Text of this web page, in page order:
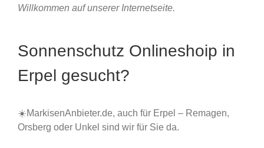
Willkommen auf unserer Internetseite.
Sonnenschutz Onlineshoip in
Erpel gesucht?
☀️MarkisenAnbieter.de, auch für Erpel – Remagen,
Orsberg oder Unkel sind wir für Sie da.